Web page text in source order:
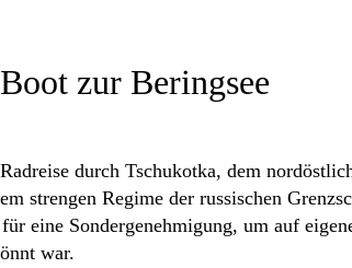
zur Beringsee
durch Tschukotka, dem
strengen Regime der russischen
eine Sondergenehmigung, um auf
war.